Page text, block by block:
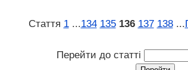
Стаття 1 ...134 135 136 137 138 ...
Перейти до статті